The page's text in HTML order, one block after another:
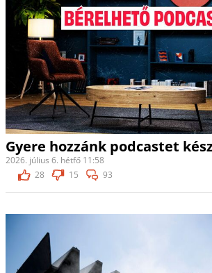
Gyere hozzánk podcastet
2026. július 6. hétfő 11:58
28
15 93